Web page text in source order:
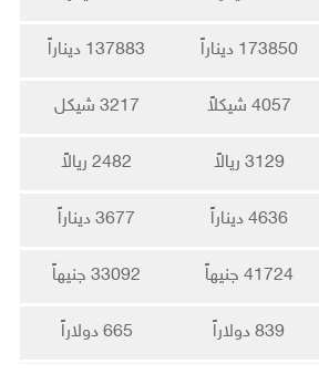
173850 ديناراً 137883 ديناراً
4057 شيكلاً 3217 شيكل
3129 ريالاً 2482 ريالاً
4636 ديناراً 3677 ديناراً
41724 جنيهاً 33092 جنيهاً
839 دولاراً 665 دولاراً